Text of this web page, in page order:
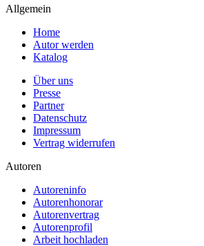
Allgemein
Home
Autor werden
Katalog
Über uns
Presse
Partner
Datenschutz
Impressum
Vertrag widerrufen
Autoren
Autoreninfo
Autorenhonorar
Autorenvertrag
Autorenprofil
Arbeit hochladen